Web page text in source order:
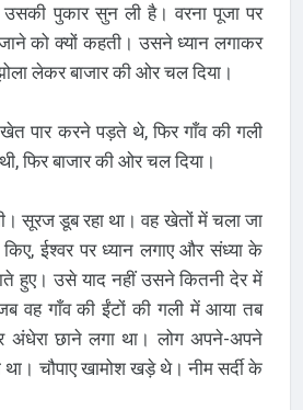
पुकार सुन ली है। वरना पूजा पर
को क्यों कहती। उसने ध्यान लगाकर
लेकर बाजार की ओर चल दिया।
पार करने पड़ते थे, फिर गाँव की गली
फिर बाजार की ओर चल दिया।
सूरज डूब रहा था। वह खेतों में चला जा
ईश्वर पर ध्यान लगाए और संध्या के
हुए। उसे याद नहीं उसने कितनी देर में
वह गाँव की ईंटों की गली में आया तब
छाने लगा था। लोग अपने-अपने
चौपाए खामोश खड़े थे। नीम सर्दी के